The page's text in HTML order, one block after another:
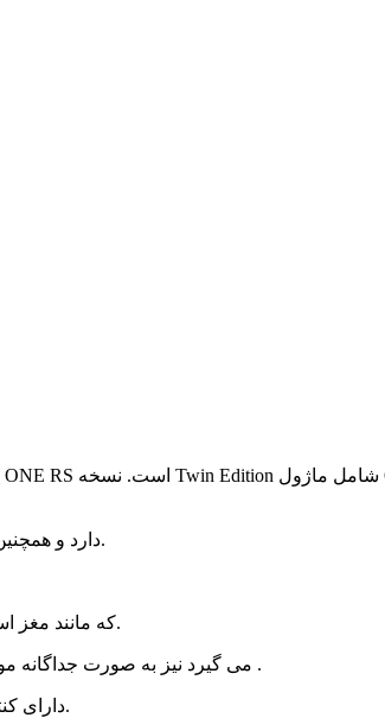
ONE RS بیست و یک درصد ظرفیت باتری بیشتری نسبت به ONE R دارد و همچنین دارای صدای واضح تر است.
ماژول Core، که مانند مغز است، و هر ماژول دیگری که انتخاب می‌کنید، در کنار هم روی مد باتری نصب می‌شوند.
یک مود 1 اینچی Wide Angle که ویدیوهایی با وضوح 5.3K می گیرد نیز به صورت جداگانه موجود است و می توان آن را خریداری نمود .
Battery Base دارای کنتاکت های الکترونیکی است که دو ماژول را به هم متصل می کند تا با یکدیگر کار کنند.